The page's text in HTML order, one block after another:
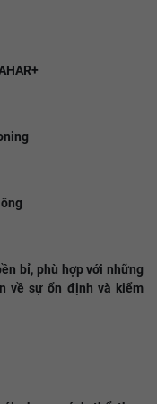
bỉ, phù hợp với những
về sự ổn định và kiểm